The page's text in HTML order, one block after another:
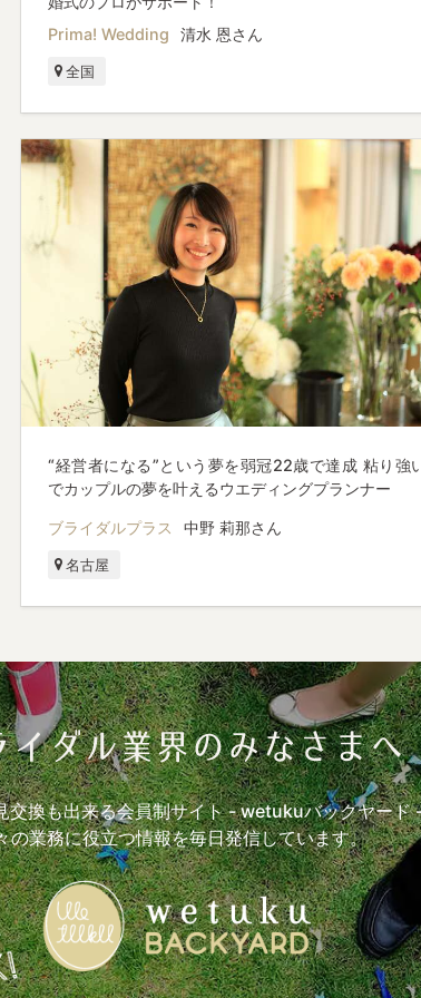
Prima! Wedding
清水 恩さん
全国
“経営者になる”という夢を弱冠22歳で達成 粘り強
でカップルの夢を叶えるウエディングプランナー
ブライダルプラス 中野 莉那さん
名古屋
交換も出来る会員制サイト- wetukuバックヤード
の業務に役立つ情報を毎日発信しています。